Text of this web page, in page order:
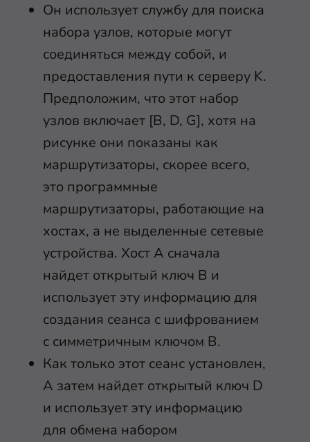
Он использует службу для поиска
набора узлов, которые могут
соединяться между собой, и
предоставления пути к серверу K.
Предположим, что этот набор
узлов включает [B, D, G], хотя на
рисунке они показаны как
маршрутизаторы, скорее всего,
это программные
маршрутизаторы, работающие на
хостах, а не выделенные сетевые
устройства. Хост A сначала
найдет открытый ключ B и
использует эту информацию для
создания сеанса с шифрованием
с симметричным ключом B.
Как только этот сеанс установлен,
A затем найдет открытый ключ D
и использует эту информацию
для обмена набором